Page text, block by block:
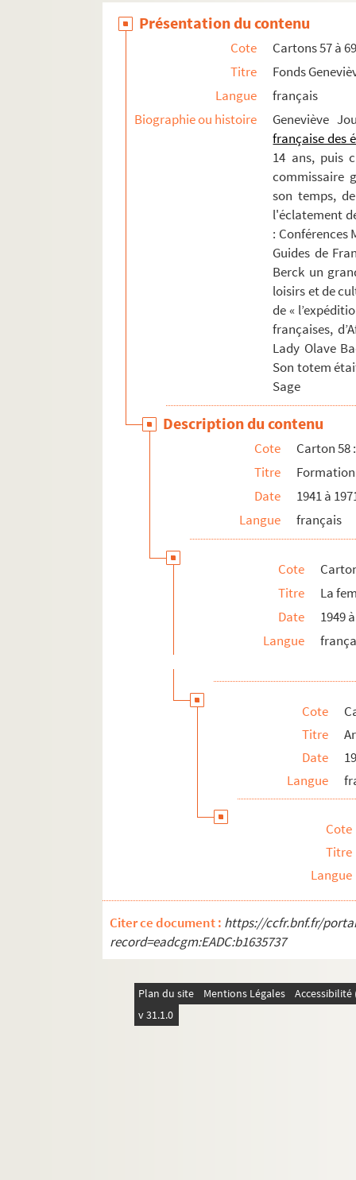
Présentation du contenu
Cote
Cartons 57 à
Titre
Fonds
Langue
français
Biographie ou histoire
Geneviève
française des
14 ans, puis
commissaire
son temps,
l'éclatement
: Conférences
Guides de
Berck un
loisirs et de
de «
françaises,
Lady Olave
Son totem
Sage
Description du contenu
Cote
Carton 58
Titre
Formation
Date
1941 à
Langue
français
Cote
Titre
La
Date
1949
Langue
Cote
Titre
Date
Langue
Cote
Titre
Langue
Citer ce document : https://ccfr.bnf.fr/
record=eadcgm:EADC:b1635737
Plan du site Mentions Légales
v 31.1.0